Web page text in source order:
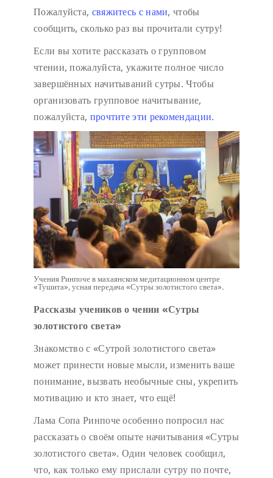
Пожалуйста, свяжитесь с нами, чтобы
сообщить, сколько раз вы прочитали сутру!
Если вы хотите рассказать о групповом
чтении, пожалуйста, укажите полное число
завершённых начитываний сутры. Чтобы
организовать групповое начитывание,
пожалуйста, прочтите эти рекомендации.
Учения Ринпоче в махаянском медитационном центре
«Тушита», усная передача «Сутры золотистого света».
Рассказы учеников о чении «Сутры
золотистого света»
Знакомство с «Сутрой золотистого света»
может принести новые мысли, изменить ваше
понимание, вызвать необычные сны, укрепить
мотивацию и кто знает, что ещё!
Лама Сопа Ринпоче особенно попросил нас
рассказать о своём опыте начитывания «Сутры
золотистого света». Один человек сообщил,
что, как только ему прислали сутру по почте,